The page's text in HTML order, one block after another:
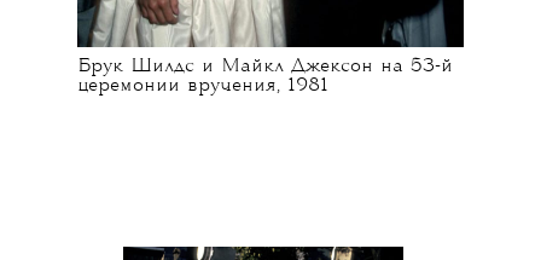
Брук Шилдс и Майкл Джексон на 53-й
церемонии вручения, 1981